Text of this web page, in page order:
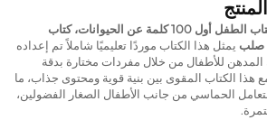
طباعة مخصصة لكتاب الطفل أول 100 كلمة عن الحيوانات، كتاب
صلب يمثل هذا الكتاب موردًا تعليميًا شاملاً تم إعداده
المدهن للأطفال من خلال مفردات مختارة بدقة
الكتاب المقوى بين بنية قوية ومحتوى جذاب، ما
الحماسي من جانب الأطفال الصغار الفضولين،